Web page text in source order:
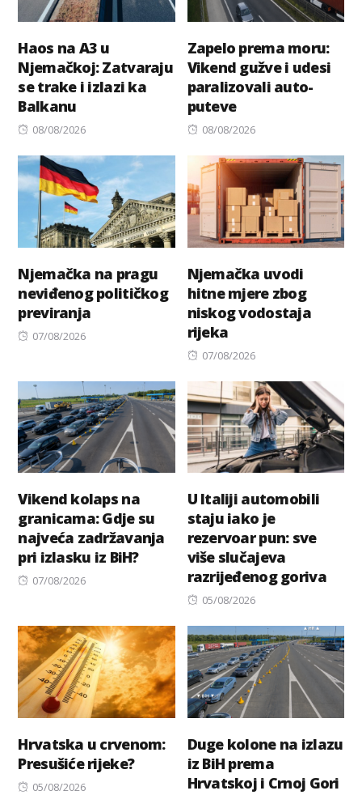
Haos na A3 u
Njemačkoj: Zatvaraju
se trake i izlazi ka
Balkanu
Posted
08/08/2026
Zapelo prema moru:
Vikend gužve i udesi
paralizovali auto-
puteve
Posted
08/08/2026
Njemačka na pragu
neviđenog političkog
previranja
Posted
07/08/2026
Njemačka uvodi
hitne mjere zbog
niskog vodostaja
rijeka
Posted
07/08/2026
Vikend kolaps na
granicama: Gdje su
najveća zadržavanja
pri izlasku iz BiH?
Posted
07/08/2026
U Italiji automobili
staju iako je
rezervoar pun: sve
više slučajeva
razrijeđenog goriva
Posted
05/08/2026
Hrvatska u crvenom:
Presušiće rijeke?
Posted
05/08/2026
Duge kolone na izlazu
iz BiH prema
Hrvatskoj i Crnoj Gori